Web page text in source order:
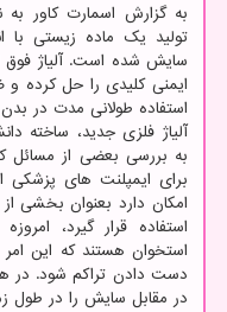
به گزارش اسمارت کاور به
تولید یک ماده زیستی با
سایش شده است. آلیاژ فوق
ایمنی کلیدی را حل کرده
استفاده طولانی مدت در
آلیاژ فلزی جدید، ساخته
به بررسی بعضی از مسائل
برای ایمپلنت های پزشکی
امکان دارد بعنوان بخشی
استفاده قرار گیرد،
استخوان هستند که این امر
دست دادن تراکم شود. در
در مقابل سایش را در طول